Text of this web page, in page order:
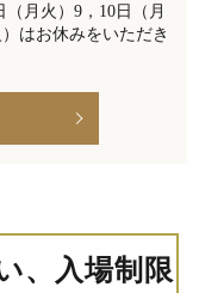
月火）9，10日（月
はお休みをいただき
、入場制限